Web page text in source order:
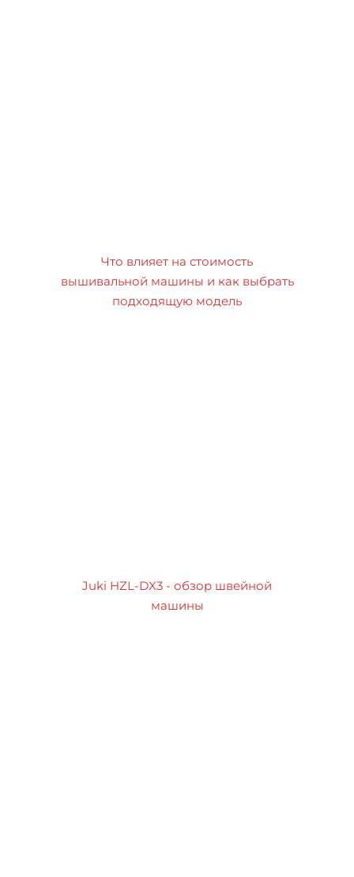
Что влияет на стоимость
вышивальной машины и как выбрать
подходящую модель
Juki HZL-DX3 - обзор швейной
машины